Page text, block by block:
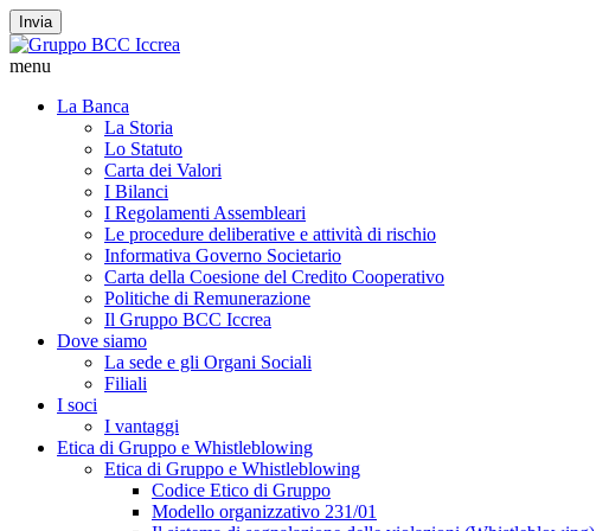
Invia
menu
La Banca
La Storia
Lo Statuto
Carta dei Valori
I Bilanci
I Regolamenti Assembleari
Le procedure deliberative e attività di rischio
Informativa Governo Societario
Carta della Coesione del Credito Cooperativo
Politiche di Remunerazione
Il Gruppo BCC Iccrea
Dove siamo
La sede e gli Organi Sociali
Filiali
I soci
I vantaggi
Etica di Gruppo e Whistleblowing
Etica di Gruppo e Whistleblowing
Codice Etico di Gruppo
Modello organizzativo 231/01